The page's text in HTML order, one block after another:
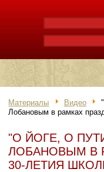
Материалы Видео
Лобановым в рамках
"О ЙОГЕ, О
ЛОБАНОВЫМ В
30-ЛЕТИЯ